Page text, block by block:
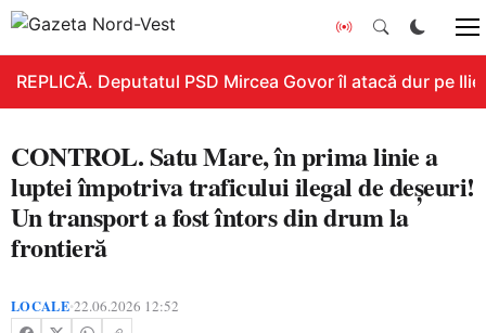
REPLICĂ. Deputatul PSD Mircea Govor îl atacă dur pe
CONTROL. Satu Mare, în prima linie a
luptei împotriva traficului ilegal de deșeuri!
Un transport a fost întors din drum la
frontieră
LOCALE•22.06.2026 12:52